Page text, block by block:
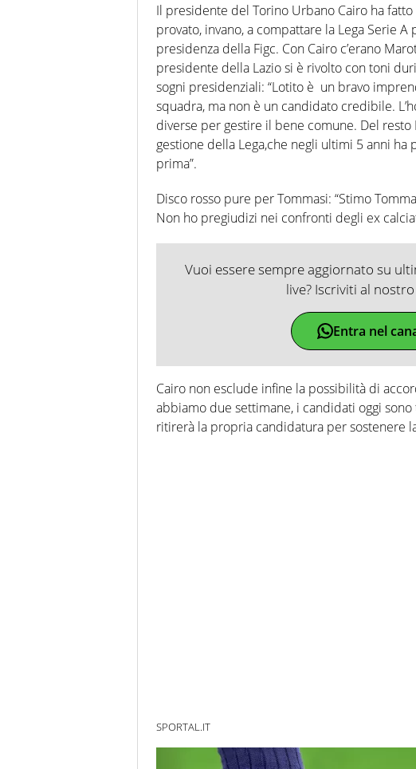
Il presidente del Torino Urbano Cairo ha
provato, invano, a compattare la Lega Serie
presidenza della Figc. Con Cairo c’erano
presidente della Lazio si è rivolto con toni
sogni presidenziali: “Lotito è un bravo
squadra, ma non è un candidato credibile.
diverse per gestire il bene comune. Del
gestione della Lega,che negli ultimi 5 anni
prima”.
Disco rosso pure per Tommasi: “Stimo
Non ho pregiudizi nei confronti degli ex
Vuoi essere sempre aggiornato su
live? Iscriviti al
Entra nel
Cairo non esclude infine la possibilità di
abbiamo due settimane, i candidati oggi
ritirerà la propria candidatura per sostenere
SPORTAL.IT